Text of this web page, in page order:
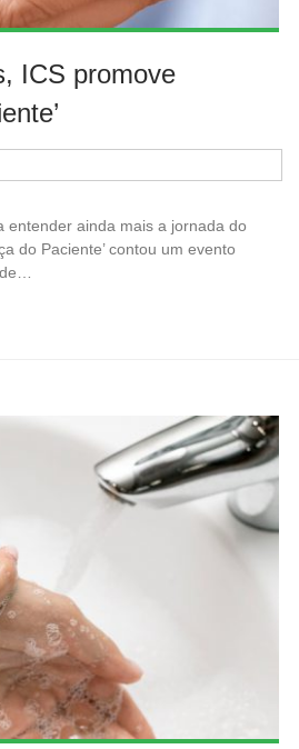
ICS promove
entender ainda mais a jornada do
do Paciente’ contou um evento
de…